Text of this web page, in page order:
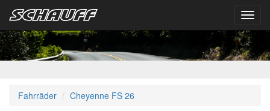
Fahrräder Cheyenne FS 26